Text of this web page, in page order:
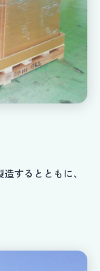
するとともに、